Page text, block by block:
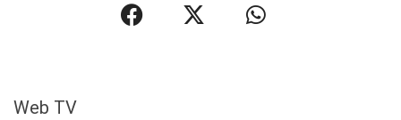
Web TV